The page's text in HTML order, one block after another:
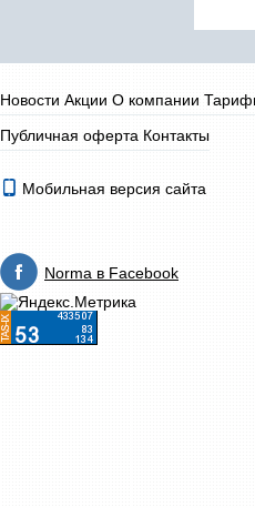
Новости Акции О компании
Публичная оферта Контакты
Мобильная версия сайта
Norma в Facebook